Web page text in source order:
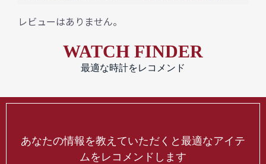
レビューはありません。
WATCH FINDER
最適な時計をレコメンド
あなたの情報を教えていただくと最適なアイテ
ムをレコメンドします